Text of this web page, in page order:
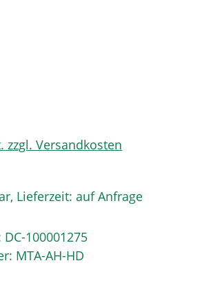
zzgl. Versandkosten
Lieferzeit: auf Anfrage
DC-100001275
MTA-AH-HD